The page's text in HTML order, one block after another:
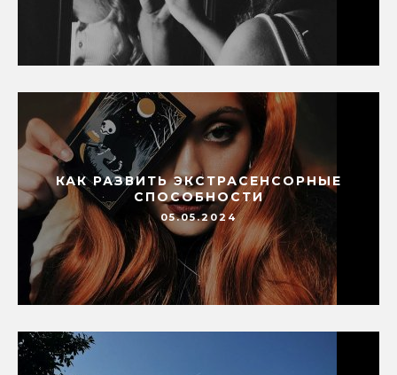
КАК РАЗВИТЬ ЭКСТРАСЕНСОРНЫЕ
СПОСОБНОСТИ
05.05.2024